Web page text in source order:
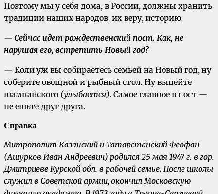
Поэтому мы у себя дома, в России, должны хранить
традиции наших народов, их веру, историю.
— Сейчас идет рождественский пост. Как, не
нарушая его, встретить Новый год?
— Коли уж вы собираетесь семьей на Новый год, ну
соберите овощной и рыбный стол. Ну выпейте
шампанского (улыбается). Самое главное в пост —
не ешьте друг друга.
Справка
Митрополит Казанский и Татарстанский Феофан
(Ашурков Иван Андреевич) родился 25 мая 1947 г. в гор.
Дмитриеве Курской обл. в рабочей семье. После школы
служил в Советской армии, окончил Московскую